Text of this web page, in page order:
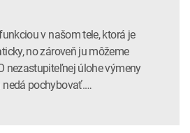
v našom tele, ktorá je
no zároveň ju môžeme
nezastupiteľnej úlohe výmeny
pochybovať.…